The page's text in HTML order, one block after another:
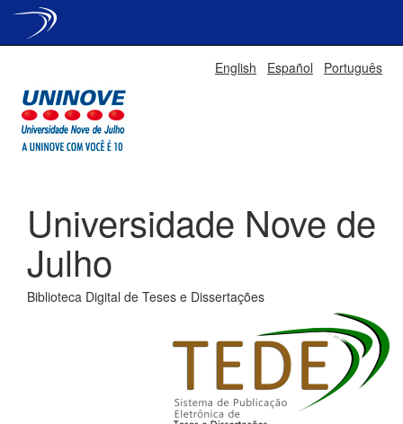
English Español Português
Universidade Nove de
Julho
Biblioteca Digital de Teses e Dissertações